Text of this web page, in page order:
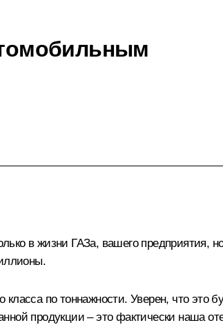
в жизни ГАЗа, вашего предприятия,
по тоннажности. Уверен, что это
продукции – это фактически наша